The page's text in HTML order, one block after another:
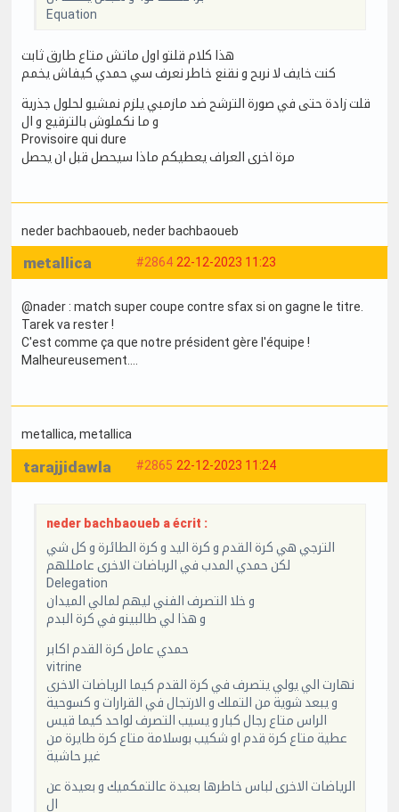
Equation
هذا كلام قلتو اول ماتش متاع طارق ثابت
كنت خايف لا نربح و نقنع خاطر نعرف سي حمدي كيفاش يخمم
قلت زادة حتى في صورة الترشح ضد مازمبي يلزم نمشيو لحلول جذرية
و ما نكملوش بالترقيع و ال
Provisoire qui dure
مرة اخرى العراف يعطيكم ماذا سيحصل قبل ان يحصل
neder bachbaoueb, neder bachbaoueb
#2864 22-12-2023 11:23
metallica
@nader : match super coupe contre sfax si on gagne le titre.
Tarek va rester !
C'est comme ça que notre président gère l'équipe !
Malheureusement....
metallica, metallica
#2865 22-12-2023 11:24
tarajjidawla
neder bachbaoueb a écrit :
الترجي هي كرة القدم و كرة اليد و كرة الطائرة و كل شي
لكن حمدي المدب في الرياضات الاخرى عامللهم
Delegation
و هذا لي طالبينو في كرة البدم
حمدي عامل كرة القدم اكابر
vitrine
نهارت الي يولي يتصرف في كرة القدم كيما الرياضات الاخرى
و يبعد شوية من التملك و الارتجال في القرارات و كسوحية
الراس متاع رجال كبار و يسيب التصرف لواحد كيما قيس
عطية متاع كرة قدم او شكيب بوسلامة متاع كرة طايرة من
غير حاشية
الرياضات الاخرى لباس خاطرها بعيدة عالتمكميك و بعيدة عن
ال